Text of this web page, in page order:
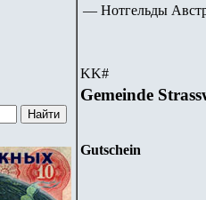
— Нотгельды
KK#
Gemeinde
Gutschein